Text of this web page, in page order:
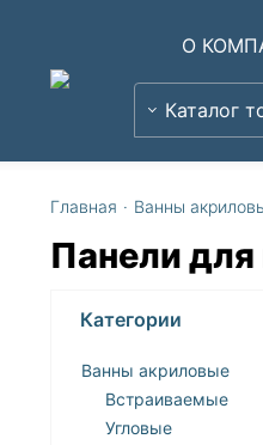
О
Каталог
Главная · Ванны
Панели для
Категории
Ванны акриловые
Встраиваемые
Угловые